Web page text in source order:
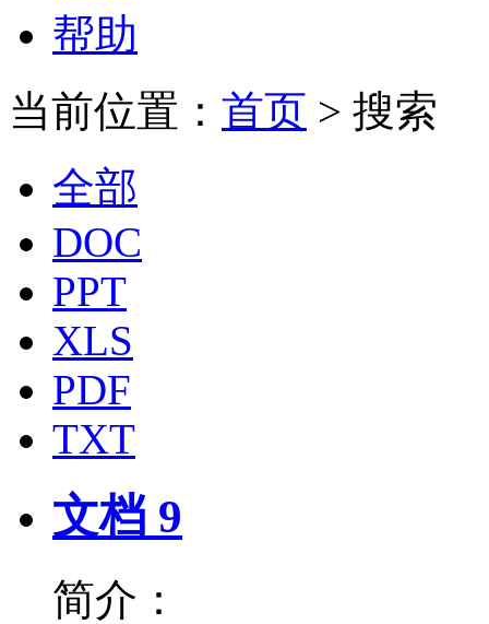
帮助
当前位置： 首页 > 搜索
全部
DOC
PPT
XLS
PDF
TXT
文档 9
简介：